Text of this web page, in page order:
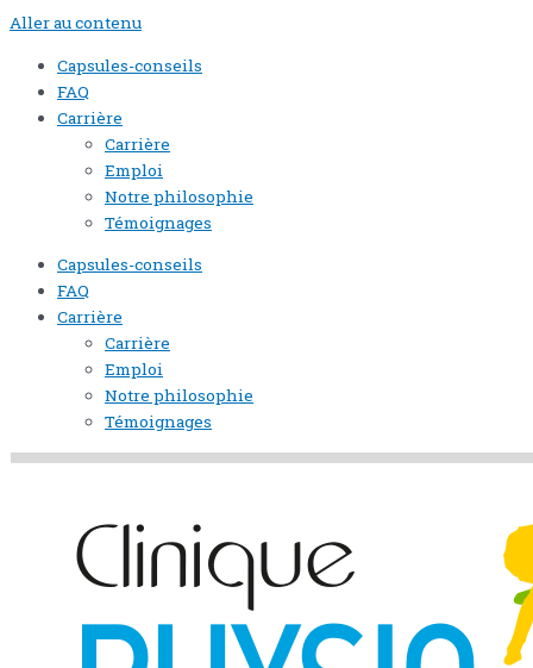
Aller au contenu
Capsules-conseils
FAQ
Carrière
Carrière
Emploi
Notre philosophie
Témoignages
Capsules-conseils
FAQ
Carrière
Carrière
Emploi
Notre philosophie
Témoignages